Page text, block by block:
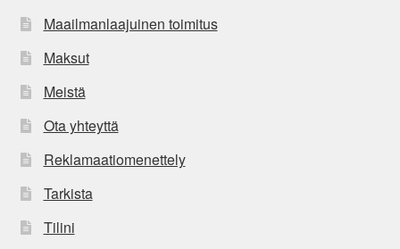
Maailmanlaajuinen toimitus
Maksut
Meistä
Ota yhteyttä
Reklamaatiomenettely
Tarkista
Tilini